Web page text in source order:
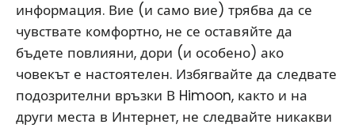
информация. Вие (и само вие) трябва да се
чувствате комфортно, не се оставяйте да
бъдете повлияни, дори (и особено) ако
човекът е настоятелен. Избягвайте да следвате
подозрителни връзки В Himoon, както и на
други места в Интернет, не следвайте никакви